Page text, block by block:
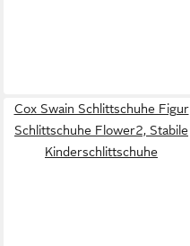
Cox Swain Schlittschuhe Figur
Schlittschuhe Flower2, Stabile
Kinderschlittschuhe